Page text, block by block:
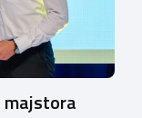
majstora